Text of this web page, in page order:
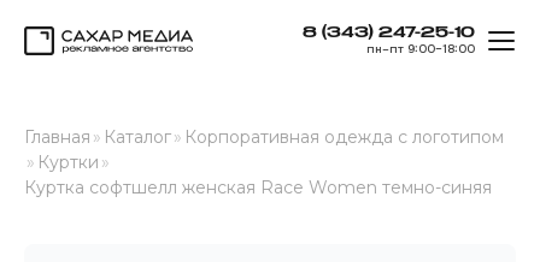
8 (343) 247-25-10
пн–пт 9:00–18:00
Главная » Каталог» Корпоративная одежда с логотипом
» Куртки »
Куртка софтшелл женская Race Women темно-синяя